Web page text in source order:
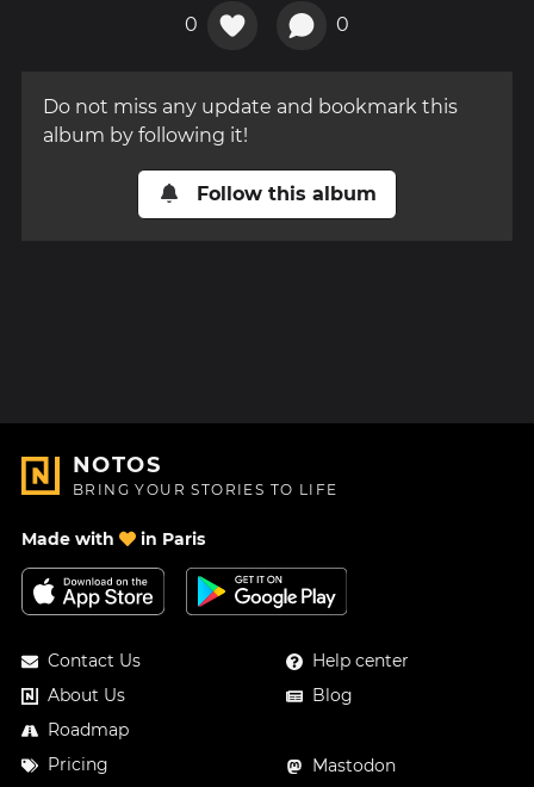
0 0
Do not miss any update and bookmark this
album by following it!
Follow this album
NOTOS
BRING YOUR STORIES TO LIFE
Made with in Paris
Contact Us
About Us
Roadmap
Pricing
Help center
Blog
Mastodon